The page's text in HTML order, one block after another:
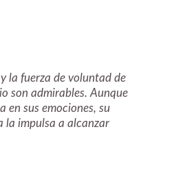
la fuerza de voluntad de
son admirables. Aunque
en sus emociones, su
la impulsa a alcanzar